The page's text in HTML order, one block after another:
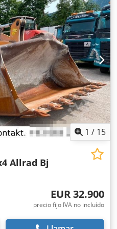
1 / 15
Allrad Bj
EUR 32.900
precio fijo IVA no incluído